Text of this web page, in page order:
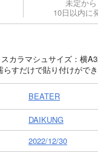
未定から
10日以内に
カラマシュサイズ：横
すだけで貼り付けがで
BEATER
DAIKUNG
2022/12/30